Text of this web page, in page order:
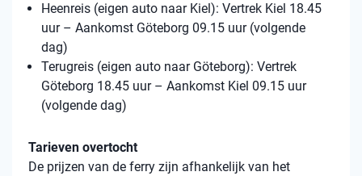
Heenreis (eigen auto naar Kiel): Vertrek Kiel 18.45
uur – Aankomst Göteborg 09.15 uur (volgende
dag)
Terugreis (eigen auto naar Göteborg): Vertrek
Göteborg 18.45 uur – Aankomst Kiel 09.15 uur
(volgende dag)
Tarieven overtocht
De prijzen van de ferry zijn afhankelijk van het